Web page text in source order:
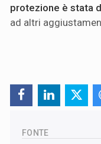
protezione è stata
ad altri
FONTE